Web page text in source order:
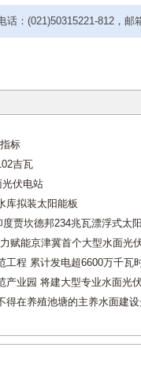
：(021)50315221-812，邮
标
吉瓦
伏电站
库拟装太阳能板
贾坎德邦234兆瓦漂浮式太
赋能京津冀首个大型水面光
工程 累计发电超6600万千瓦
产业园 将建大型专业水面光
得在养殖池塘的主养水面建设